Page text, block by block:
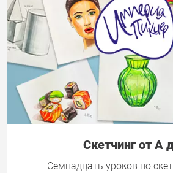
Скетчинг от А
Семнадцать уроков по